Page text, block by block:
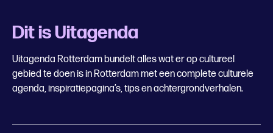
Dit is Uitagenda
Uitagenda Rotterdam bundelt alles wat er op cultureel
gebied te doen is in Rotterdam met een complete culturele
agenda, inspiratiepagina’s, tips en achtergrondverhalen.